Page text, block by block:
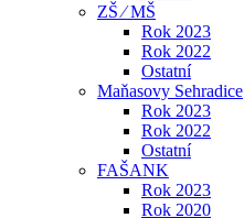
ZŠ ⁄ MŠ
Rok 2023
Rok 2022
Ostatní
Maňasovy Sehradice
Rok 2023
Rok 2022
Ostatní
FAŠANK
Rok 2023
Rok 2020